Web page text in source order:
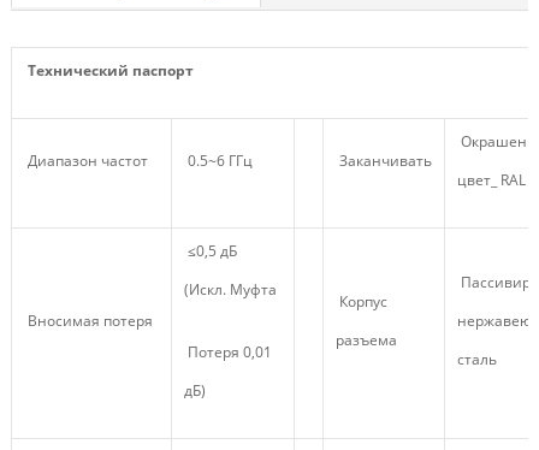
Технический паспорт
Диапазон частот 0.5~6 ГГц Заканчивать
Окрашен
цвет_ RAL
Вносимая потеря
≤0,5 дБ
(Искл. Муфта
Потеря 0,01
дБ)
Корпус
разъема
сталь